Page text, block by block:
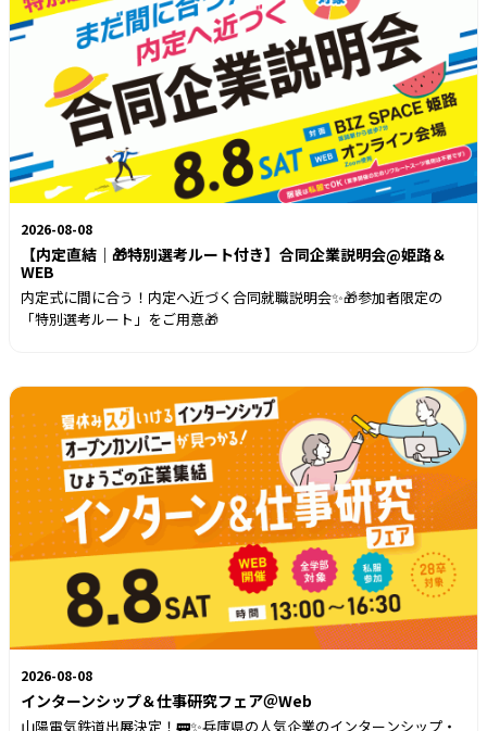
2026-08-08
【内定直結｜🎁特別選考ルート付き】合同企業説明会@姫路＆
WEB
内定式に間に合う！内定へ近づく合同就職説明会✨🎁参加者限定の
「特別選考ルート」をご用意🎁
2026-08-08
インターンシップ＆仕事研究フェア＠Web
山陽電気鉄道出展決定！🚃✨️兵庫県の人気企業のインターンシップ・